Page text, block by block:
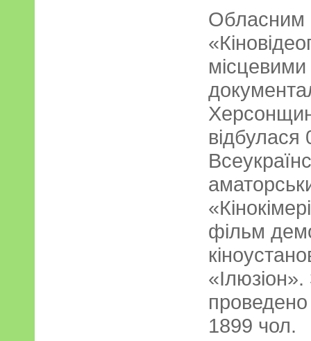
Обласним
фільм
«Ілюзіон».
1899 чол.